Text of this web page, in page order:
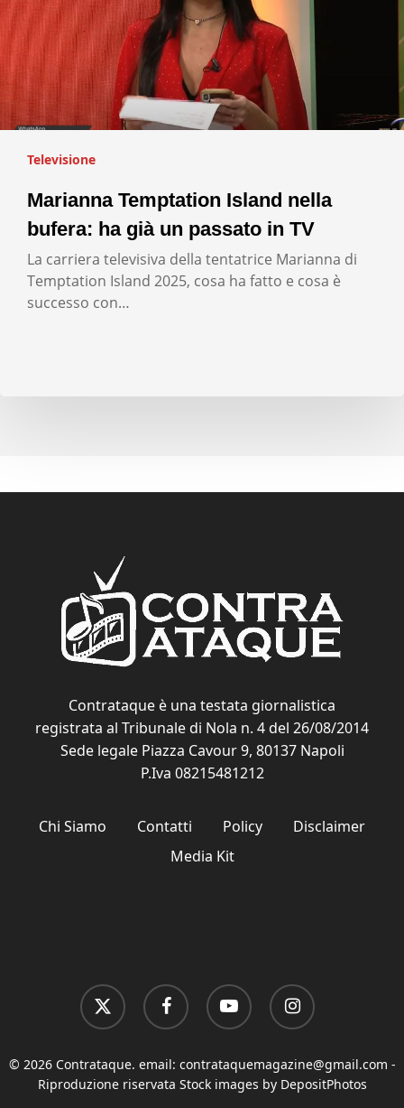
Televisione
Marianna Temptation Island nella
bufera: ha già un passato in TV
La carriera televisiva della tentatrice Marianna di
Temptation Island 2025, cosa ha fatto e cosa è
successo con…
Contrataque è una testata giornalistica
registrata al Tribunale di Nola n. 4 del 26/08/2014
Sede legale Piazza Cavour 9, 80137 Napoli
P.Iva 08215481212
Chi Siamo Contatti Policy
Disclaimer
Media Kit
x-
twitter
facebook youtube instagram
© 2026 Contrataque. email: contrataquemagazine@gmail.com -
Riproduzione riservata Stock images by DepositPhotos